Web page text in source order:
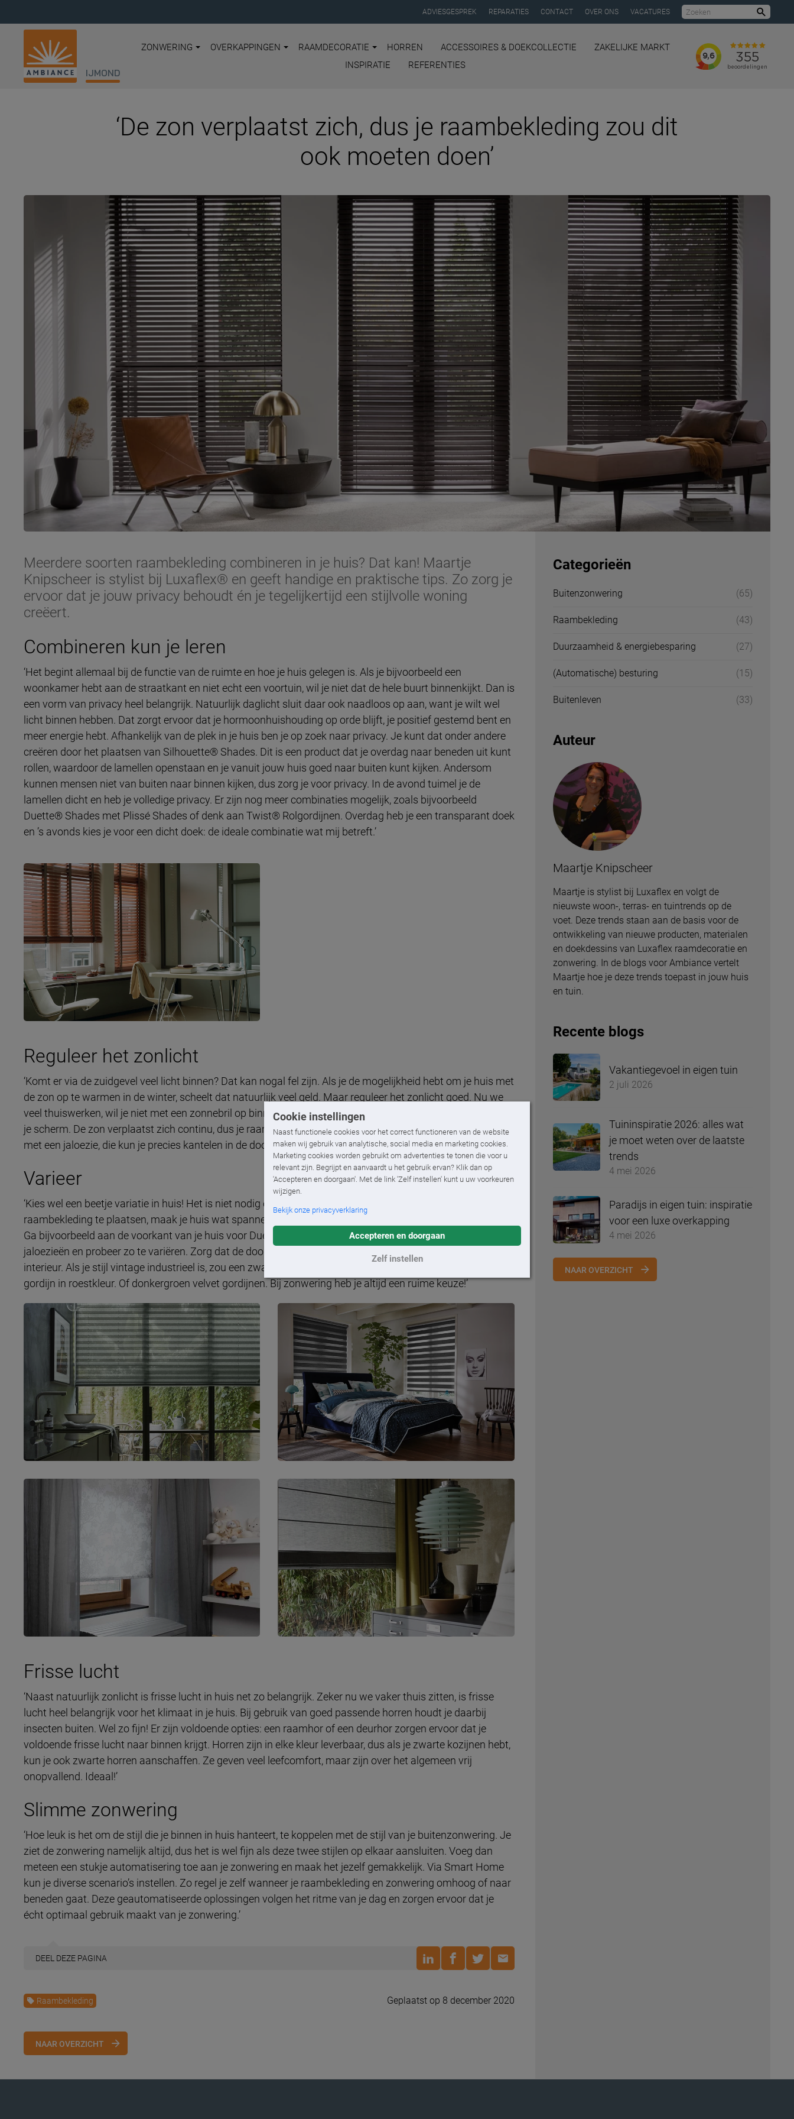
Cookie instellingen
Naast functionele cookies voor het correct functioneren van de website
maken wij gebruik van analytische, social media en marketing cookies.
Marketing cookies worden gebruikt om advertenties te tonen die voor u
relevant zijn. Begrijpt en aanvaardt u het gebruik ervan? Klik dan op
'Accepteren en doorgaan'. Met de link 'Zelf instellen' kunt u uw voorkeuren
wijzigen.
Bekijk onze privacyverklaring
Accepteren en doorgaan
Zelf instellen
ADVIESGESPREK REPARATIES CONTACT OVER ONS VACATURES
IJMOND
ZONWERING OVERKAPPINGEN RAAMDECORATIE HORREN ACCESSOIRES & DOEKCOLLECTIE
ZAKELIJKE MARKT
INSPIRATIE
REFERENTIES
‘De zon verplaatst zich, dus je raambekleding zou dit
ook moeten doen’
Meerdere soorten raambekleding combineren in je huis? Dat kan! Maartje
Knipscheer is stylist bij Luxaflex® en geeft handige en praktische tips. Zo zorg je
ervoor dat je jouw privacy behoudt én je tegelijkertijd een stijlvolle woning
creëert.
Combineren kun je leren
‘Het begint allemaal bij de functie van de ruimte en hoe je huis gelegen is. Als je bijvoorbeeld een
woonkamer hebt aan de straatkant en niet echt een voortuin, wil je niet dat de hele buurt binnenkijkt. Dan is
een vorm van privacy heel belangrijk. Natuurlijk daglicht sluit daar ook naadloos op aan, want je wilt wel
licht binnen hebben. Dat zorgt ervoor dat je hormoonhuishouding op orde blijft, je positief gestemd bent en
meer energie hebt. Afhankelijk van de plek in je huis ben je op zoek naar privacy. Je kunt dat onder andere
creëren door het plaatsen van Silhouette® Shades. Dit is een product dat je overdag naar beneden uit kunt
rollen, waardoor de lamellen openstaan en je vanuit jouw huis goed naar buiten kunt kijken. Andersom
kunnen mensen niet van buiten naar binnen kijken, dus zorg je voor privacy. In de avond tuimel je de
lamellen dicht en heb je volledige privacy. Er zijn nog meer combinaties mogelijk, zoals bijvoorbeeld
Duette® Shades met Plissé Shades of denk aan Twist® Rolgordijnen. Overdag heb je een transparant doek
en ’s avonds kies je voor een dicht doek: de ideale combinatie wat mij betreft.’
Reguleer het zonlicht
‘Komt er via de zuidgevel veel licht binnen? Dat kan nogal fel zijn. Als je de mogelijkheid hebt om je huis met
de zon op te warmen in de winter, scheelt dat natuurlijk veel geld. Maar reguleer het zonlicht goed. Nu we
veel thuiswerken, wil je niet met een zonnebril op binnen zitten of last hebben van hinderlijke schittering op
je scherm. De zon verplaatst zich continu, dus je raambekleding zou dat ook moeten doen. Dat kan goed
met een jaloezie, die kun je precies kantelen in de door jou gewenste stand.’
Varieer
‘Kies wel een beetje variatie in huis! Het is niet nodig om op elk raam dezelfde kleur en hetzelfde type
raambekleding te plaatsen, maak je huis wat spannender. Vanuit een stylish oogpunt kun je alle kanten op.
Ga bijvoorbeeld aan de voorkant van je huis voor Duette Shades en aan de achterkant voor zwarte
jaloezieën en probeer zo te variëren. Zorg dat de door jou gekozen raambekleding matcht bij de stijl van je
interieur. Als je stijl vintage industrieel is, zou een zwarte aluminium jaloezie mooi zijn met een mooi naturel
gordijn in roestkleur. Of donkergroen velvet gordijnen. Bij zonwering heb je altijd een ruime keuze!’
Frisse lucht
‘Naast natuurlijk zonlicht is frisse lucht in huis net zo belangrijk. Zeker nu we vaker thuis zitten, is frisse
lucht heel belangrijk voor het klimaat in je huis. Bij gebruik van goed passende horren houdt je daarbij
insecten buiten. Wel zo fijn! Er zijn voldoende opties: een raamhor of een deurhor zorgen ervoor dat je
voldoende frisse lucht naar binnen krijgt. Horren zijn in elke kleur leverbaar, dus als je zwarte kozijnen hebt,
kun je ook zwarte horren aanschaffen. Ze geven veel leefcomfort, maar zijn over het algemeen vrij
onopvallend. Ideaal!’
Slimme zonwering
‘Hoe leuk is het om de stijl die je binnen in huis hanteert, te koppelen met de stijl van je buitenzonwering. Je
ziet de zonwering namelijk altijd, dus het is wel fijn als deze twee stijlen op elkaar aansluiten. Voeg dan
meteen een stukje automatisering toe aan je zonwering en maak het jezelf gemakkelijk. Via Smart Home
kun je diverse scenario’s instellen. Zo regel je zelf wanneer je raambekleding en zonwering omhoog of naar
beneden gaat. Deze geautomatiseerde oplossingen volgen het ritme van je dag en zorgen ervoor dat je
écht optimaal gebruik maakt van je zonwering.’
DEEL DEZE PAGINA
Geplaatst op 8 december 2020
Raambekleding
NAAR OVERZICHT
Categorieën
Buitenzonwering (65)
Raambekleding (43)
Duurzaamheid & energiebesparing (27)
(Automatische) besturing (15)
Buitenleven (33)
Auteur
Maartje Knipscheer
Maartje is stylist bij Luxaflex en volgt de
nieuwste woon-, terras- en tuintrends op de
voet. Deze trends staan aan de basis voor de
ontwikkeling van nieuwe producten, materialen
en doekdessins van Luxaflex raamdecoratie en
zonwering. In de blogs voor Ambiance vertelt
Maartje hoe je deze trends toepast in jouw huis
en tuin.
Recente blogs
Vakantiegevoel in eigen tuin
2 juli 2026
Tuininspiratie 2026: alles wat
je moet weten over de laatste
trends
4 mei 2026
Paradijs in eigen tuin: inspiratie
voor een luxe overkapping
4 mei 2026
NAAR OVERZICHT